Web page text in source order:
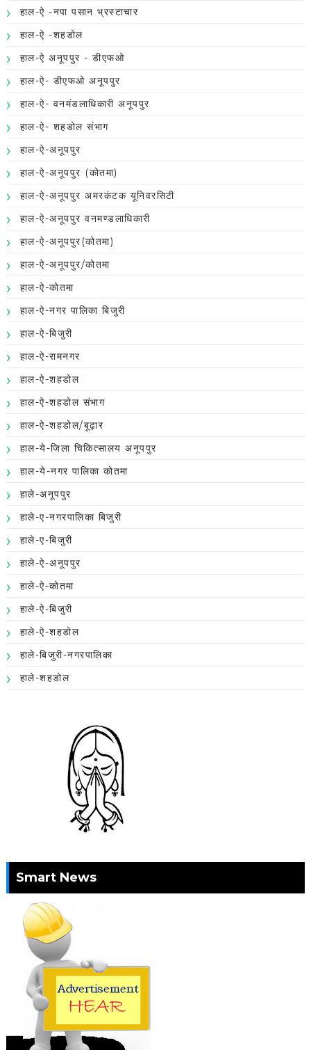
हाल-ऐ -नपा पसान भ्रस्टाचार
हाल-ऐ -शहडोल
हाल-ऐ अनूपपुर - डीएफओ
हाल-ऐ- डीएफओ अनूपपुर
हाल-ऐ- वनमंडलाधिकारी अनूपपुर
हाल-ऐ- शहडोल संभाग
हाल-ऐ-अनूपपुर
हाल-ऐ-अनूपपुर (कोतमा)
हाल-ऐ-अनूपपुर अमरकंटक यूनिवरसिटी
हाल-ऐ-अनूपपुर वनमण्डलाधिकारी
हाल-ऐ-अनूपपुर(कोतमा)
हाल-ऐ-अनूपपुर/कोतमा
हाल-ऐ-कोतमा
हाल-ऐ-नगर पालिका बिजुरी
हाल-ऐ-बिजुरी
हाल-ऐ-रामनगर
हाल-ऐ-शहडोल
हाल-ऐ-शहडोल संभाग
हाल-ऐ-शहडोल/बूढ़ार
हाल-ये-जिला चिकित्सालय अनूपपुर
हाल-ये-नगर पालिका कोतमा
हाले-अनूपपुर
हाले-ए-नगरपालिका बिजुरी
हाले-ए-बिजुरी
हाले-ऐ-अनूपपुर
हाले-ऐ-कोतमा
हाले-ऐ-बिजुरी
हाले-ऐ-शहडोल
हाले-बिजुरी-नगरपालिका
हाले-शहडोल
Smart News